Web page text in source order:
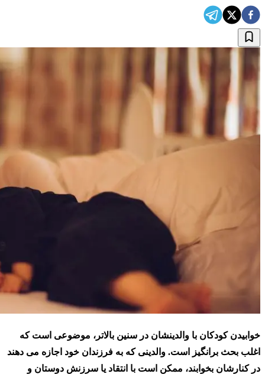
خوابیدن کودکان با والدینشان در سنین بالاتر، موضوعی است که
اغلب بحث برانگیز است. والدینی که به فرزندان خود اجازه می دهند
در کنارشان بخوابند، ممکن است با انتقاد یا سرزنش دوستان و